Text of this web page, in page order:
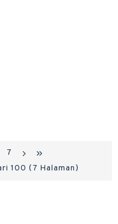
7
100 (7 Halaman)